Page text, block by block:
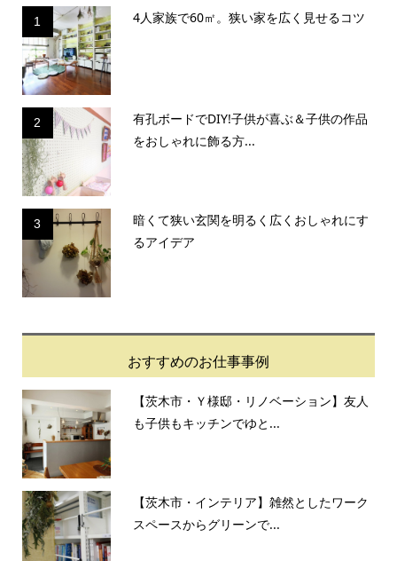
1 4人家族で60㎡。狭い家を広く見せるコツ
2
有孔ボードでDIY!子供が喜ぶ＆子供の作品
をおしゃれに飾る方...
3
暗くて狭い玄関を明るく広くおしゃれにす
るアイデア
おすすめのお仕事事例
【茨木市・Ｙ様邸・リノベーション】友人
も子供もキッチンでゆと...
【茨木市・インテリア】雑然としたワーク
スペースからグリーンで...